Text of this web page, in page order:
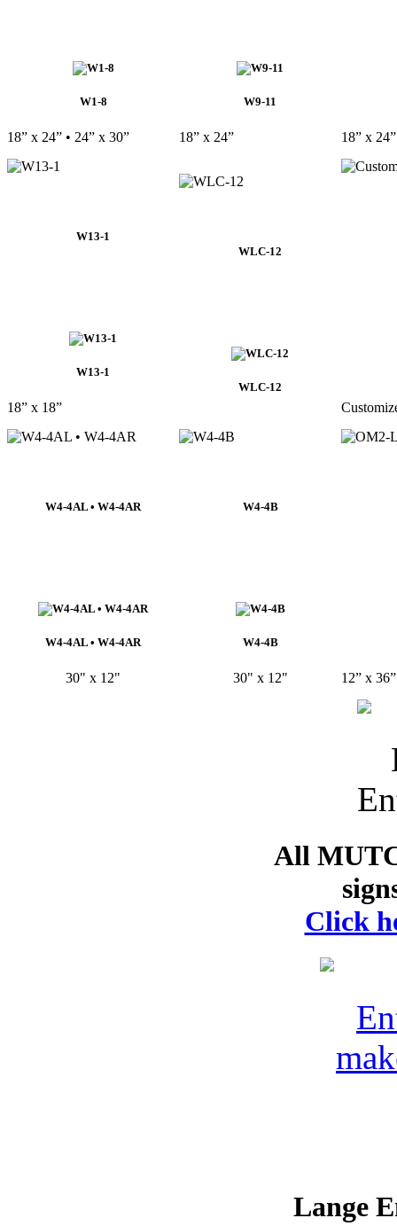
W1-8
18” x 24” • 24” x 30”
W9-11
18” x 24” 18” x 24”
W13-1
W13-1
18” x 18”
WLC-12
WLC-12
W4-4AL • W4-4AR
W4-4AL • W4-4AR
30" x 12"
W4-4B
W4-4B
30" x 12" 12” x 36”
All
Click
Lange